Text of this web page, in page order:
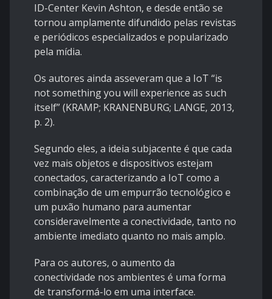
ID-Center Kevin Ashton, e desde então se
tornou amplamente difundido pelas revistas
e periódicos especializados e popularizado
pela mídia.
Os autores ainda asseveram que a IoT “is
not something you will experience as such
itself” (KRAMP; KRANENBURG; LANGE, 2013,
p. 2).
Segundo eles, a ideia subjacente é que cada
vez mais objetos e dispositivos estejam
conectados, caracterizando a IoT como a
combinação de um empurrão tecnológico e
um puxão humano para aumentar
consideravelmente a conectividade, tanto no
ambiente imediato quanto no mais amplo.
Para os autores, o aumento da
conectividade nos ambientes é uma forma
de transformá-lo em uma interface.